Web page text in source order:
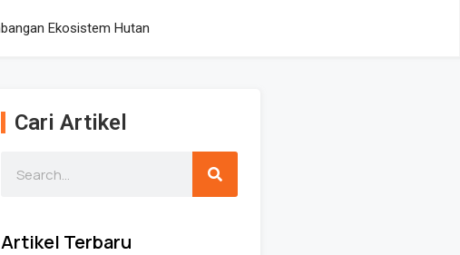
Ekosistem Hutan
Cari Artikel
Artikel Terbaru